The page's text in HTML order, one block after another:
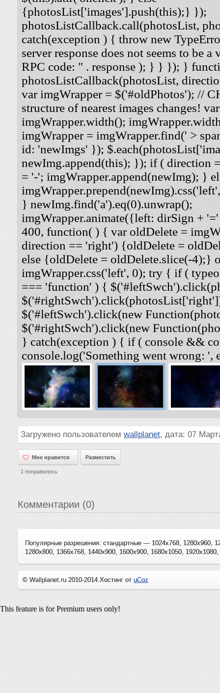
{photosList['images'].push(this);} });
photosListCallback.call(photosList,
catch(exception ) { throw new
server response does not seems to be
RPC code: " . response ); } } }); }
photosListCallback(photosList,
var imgWrapper = $('#oldPhotos'); //
structure of nearest images changes!
imgWrapper.width();
imgWrapper = imgWrapper.find(' >
id: 'newImgs' });
newImg.append(this); }); if ( direction
= '-'; imgWrapper.append(newImg); }
} newImg.find('a').eq(0).unwrap();
imgWrapper.animate({left: dirSign +
400, function( ) { var oldDelete =
direction == 'right') {oldDelete =
else {oldDelete = oldDelete.slice(-4);}
imgWrapper.css('left', 0); try { if (
=== 'function' ) {
$('#leftSwch').click(new
$('#rightSwch').click(new
} catch(exception ) { if ( console &&
console.log('Something went wrong:
Загружено пользователем wallplanet, дата: 07
Мне нравится
Мне нравится Разместить
1 понравилось
Комментарии (0)
Популярные разрешения: стандартные — 1024x768, 1280x960,
1280x800, 1366x768, 1440x900, 1600x900, 1680x1050,
© Wallplanet.ru 2010-2014.Хостинг от uCoz
This feature is for Premium users only!